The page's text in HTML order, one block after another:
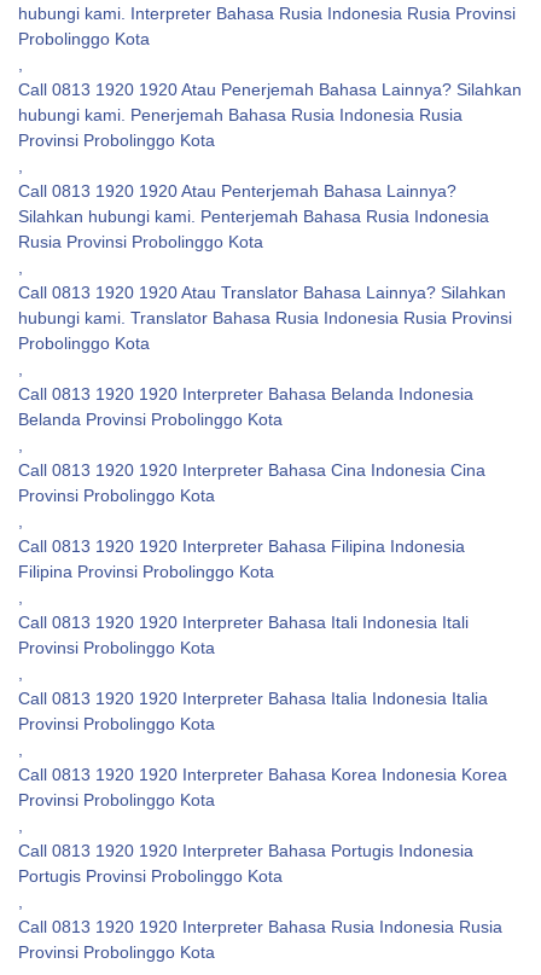
hubungi kami. Interpreter Bahasa Rusia Indonesia Rusia Provinsi
Probolinggo Kota
,
Call 0813 1920 1920 Atau Penerjemah Bahasa Lainnya? Silahkan
hubungi kami. Penerjemah Bahasa Rusia Indonesia Rusia
Provinsi Probolinggo Kota
,
Call 0813 1920 1920 Atau Penterjemah Bahasa Lainnya?
Silahkan hubungi kami. Penterjemah Bahasa Rusia Indonesia
Rusia Provinsi Probolinggo Kota
,
Call 0813 1920 1920 Atau Translator Bahasa Lainnya? Silahkan
hubungi kami. Translator Bahasa Rusia Indonesia Rusia Provinsi
Probolinggo Kota
,
Call 0813 1920 1920 Interpreter Bahasa Belanda Indonesia
Belanda Provinsi Probolinggo Kota
,
Call 0813 1920 1920 Interpreter Bahasa Cina Indonesia Cina
Provinsi Probolinggo Kota
,
Call 0813 1920 1920 Interpreter Bahasa Filipina Indonesia
Filipina Provinsi Probolinggo Kota
,
Call 0813 1920 1920 Interpreter Bahasa Itali Indonesia Itali
Provinsi Probolinggo Kota
,
Call 0813 1920 1920 Interpreter Bahasa Italia Indonesia Italia
Provinsi Probolinggo Kota
,
Call 0813 1920 1920 Interpreter Bahasa Korea Indonesia Korea
Provinsi Probolinggo Kota
,
Call 0813 1920 1920 Interpreter Bahasa Portugis Indonesia
Portugis Provinsi Probolinggo Kota
,
Call 0813 1920 1920 Interpreter Bahasa Rusia Indonesia Rusia
Provinsi Probolinggo Kota